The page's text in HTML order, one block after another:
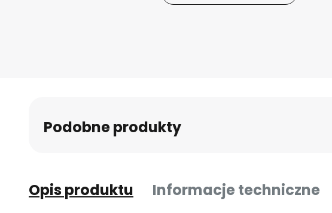
Podobne produkty
Opis produktu Informacje techniczne